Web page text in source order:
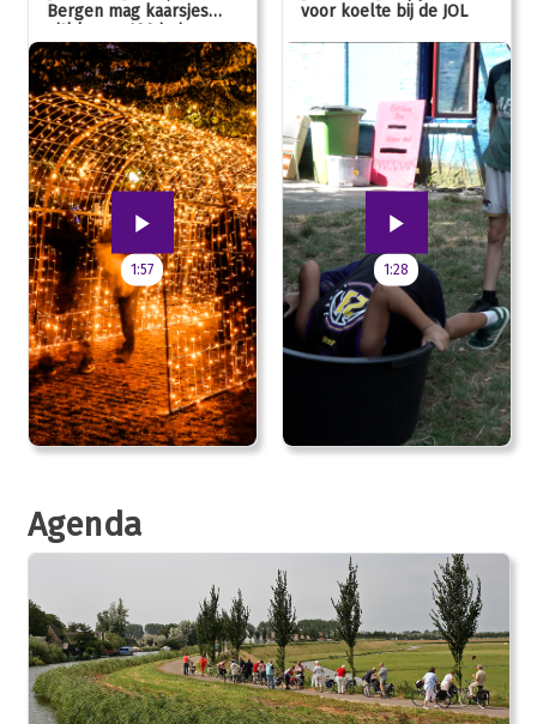
Bergen mag kaarsjes
uitblazen: 100 jarig
jubileum!
1:57
voor koelte bij de JOL
1:28
Agenda